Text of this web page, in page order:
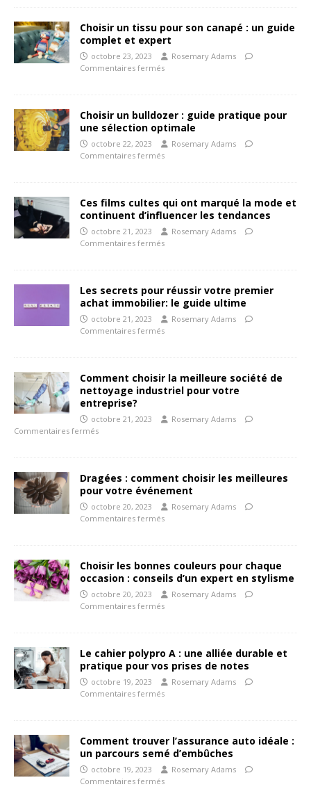
Choisir un tissu pour son canapé : un guide
complet et expert
octobre 23, 2023
Rosemary Adams
Commentaires fermés
Choisir un bulldozer : guide pratique pour
une sélection optimale
octobre 22, 2023
Rosemary Adams
Commentaires fermés
Ces films cultes qui ont marqué la mode et
continuent d’influencer les tendances
octobre 21, 2023
Rosemary Adams
Commentaires fermés
Les secrets pour réussir votre premier
achat immobilier: le guide ultime
octobre 21, 2023
Rosemary Adams
Commentaires fermés
Comment choisir la meilleure société de
nettoyage industriel pour votre
entreprise?
octobre 21, 2023
Rosemary Adams
Commentaires fermés
Dragées : comment choisir les meilleures
pour votre événement
octobre 20, 2023
Rosemary Adams
Commentaires fermés
Choisir les bonnes couleurs pour chaque
occasion : conseils d’un expert en stylisme
octobre 20, 2023
Rosemary Adams
Commentaires fermés
Le cahier polypro A : une alliée durable et
pratique pour vos prises de notes
octobre 19, 2023
Rosemary Adams
Commentaires fermés
Comment trouver l’assurance auto idéale :
un parcours semé d’embûches
octobre 19, 2023
Rosemary Adams
Commentaires fermés